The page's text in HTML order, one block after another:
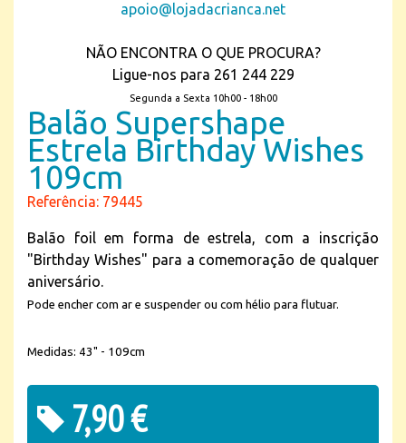
apoio@lojadacrianca.net
NÃO ENCONTRA O QUE PROCURA?
Ligue-nos para 261 244 229
Segunda a Sexta 10h00 - 18h00
Balão Supershape
Estrela Birthday Wishes
109cm
Referência: 79445
Balão foil em forma de estrela, com a inscrição
"Birthday Wishes" para a comemoração de qualquer
aniversário.
Pode encher com ar e suspender ou com hélio para flutuar.
Medidas: 43" - 109cm
7,90 €